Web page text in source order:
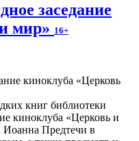
заседание
мир» 16+
книг библиотеки
киноклуба «Церковь и
Иоанна Предтечи в